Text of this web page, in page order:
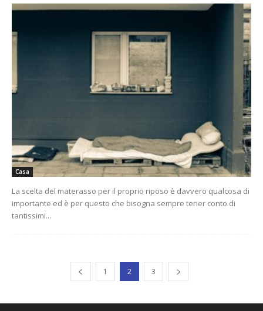
Casa
La scelta del materasso per il proprio riposo è davvero qualcosa di
importante ed è per questo che bisogna sempre tener conto di
tantissimi...
1 2 3